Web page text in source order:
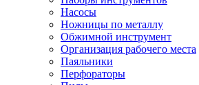
Насосы
Ножницы по металлу
Обжимной инструмент
Организация рабочего места
Паяльники
Перфораторы